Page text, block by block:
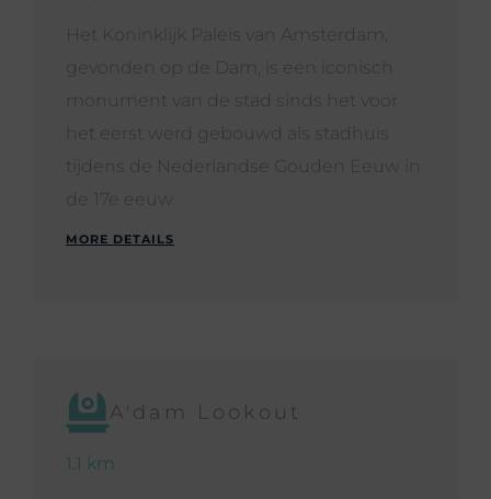
Het Koninklijk Paleis van Amsterdam,
gevonden op de Dam, is een iconisch
monument van de stad sinds het voor
het eerst werd gebouwd als stadhuis
tijdens de Nederlandse Gouden Eeuw in
de 17e eeuw.
MORE DETAILS
A'dam Lookout
1.1 km